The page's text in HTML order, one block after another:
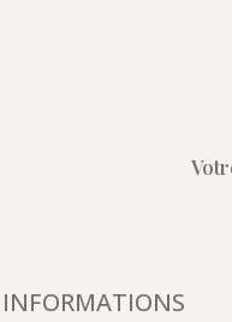
INFORMATIONS